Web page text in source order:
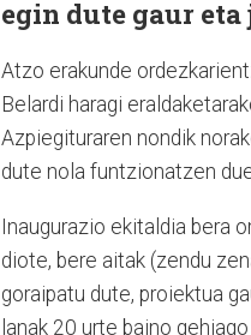
egin dute gaur
Atzo erakunde
Belardi haragi
Azpiegituraren nondik
dute nola funtzionatzen
Inaugurazio ekitaldia bera
diote, bere aitak (zendu
goraipatu dute, proiektua
lanak 20 urte baino